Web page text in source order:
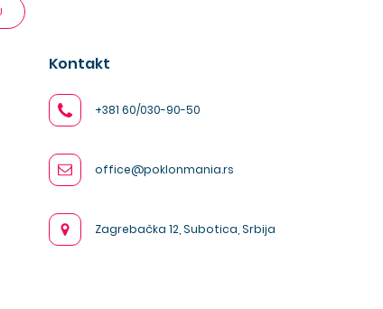
Kontakt
+381 60/030-90-50
office@poklonmania.rs
Zagrebačka 12, Subotica, Srbija